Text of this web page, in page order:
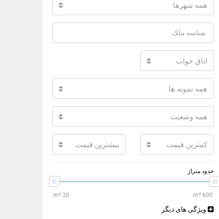
همه شهرها
اتاق خواب
همه نمونه ها
همه وضعیت
کمترین قیمت بیشترین قیمت
حدود متراژ
ویژگی های دیگر